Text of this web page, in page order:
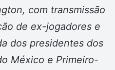
com transmissão
de ex-jogadores e
dos presidentes dos
México e Primeiro-